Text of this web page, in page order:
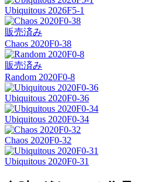
Ubiquitous 2026F5-1
販売済み
Chaos 2020F0-38
販売済み
Random 2020F0-8
Ubiquitous 2020F0-36
Ubiquitous 2020F0-34
Chaos 2020F0-32
Ubiquitous 2020F0-31